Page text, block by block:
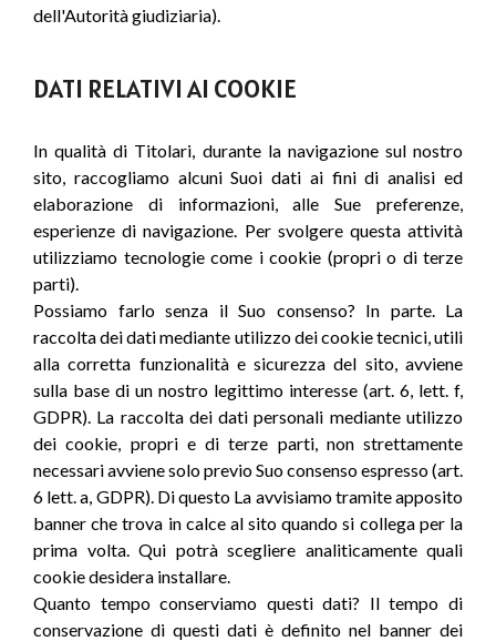
dell'Autorità giudiziaria).
DATI RELATIVI AI COOKIE
In qualità di Titolari, durante la navigazione sul nostro
sito, raccogliamo alcuni Suoi dati ai fini di analisi ed
elaborazione di informazioni, alle Sue preferenze,
esperienze di navigazione. Per svolgere questa attività
utilizziamo tecnologie come i cookie (propri o di terze
parti).
Possiamo farlo senza il Suo consenso? In parte. La
raccolta dei dati mediante utilizzo dei cookie tecnici, utili
alla corretta funzionalità e sicurezza del sito, avviene
sulla base di un nostro legittimo interesse (art. 6, lett. f,
GDPR). La raccolta dei dati personali mediante utilizzo
dei cookie, propri e di terze parti, non strettamente
necessari avviene solo previo Suo consenso espresso (art.
6 lett. a, GDPR). Di questo La avvisiamo tramite apposito
banner che trova in calce al sito quando si collega per la
prima volta. Qui potrà scegliere analiticamente quali
cookie desidera installare.
Quanto tempo conserviamo questi dati? Il tempo di
conservazione di questi dati è definito nel banner dei